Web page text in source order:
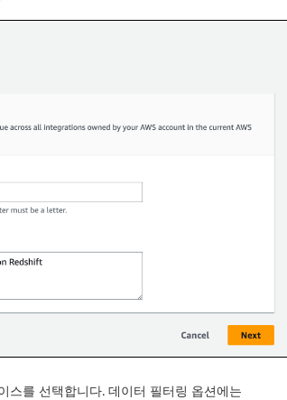
스를 선택합니다. 데이터 필터링 옵션에는